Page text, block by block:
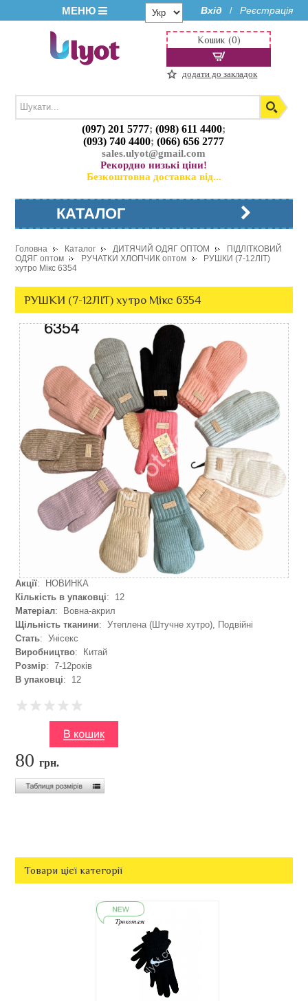
МЕНЮ Вхід / Реєстрація
(097) 201 5777;(098) 611 4400;
(093) 740 4400;(066) 656 2777
sales.ulyot@gmail.com
Рекордно низькі ціни!
Безкоштовна доставка від...
Кошик (0)
додати до закладок
КАТАЛОГ
Головна Каталог ДИТЯЧИЙ ОДЯГ ОПТОМ
ПІДЛІТКОВИЙ
ОДЯГ оптом
РУЧАТКИ ХЛОПЧИК оптом
РУШКИ (7-12ЛІТ)
хутро Мікс 6354
РУШКИ (7-12ЛІТ) хутро Мікс 6354
Акції: НОВИНКА
Кількість в упаковці: 12
Матеріал: Вовна-акрил
Щільність тканини: Утеплена (Штучне хутро), Подвійні
Стать: Унісекс
Виробництво: Китай
Розмір: 7-12років
В упаковці: 12
80грн.
Товари цієї категорії